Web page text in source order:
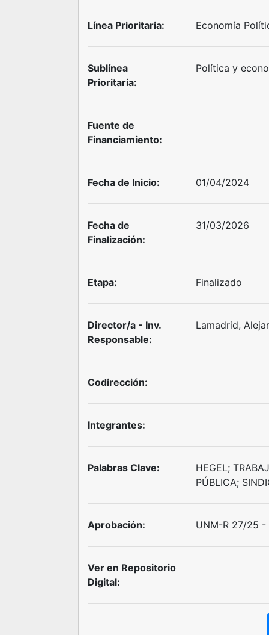
Línea Prioritaria: Economía
Sublínea
Prioritaria:
Política y
Fuente de
Financiamiento:
Fecha de Inicio: 01/04/2024
Fecha de
Finalización:
31/03/2026
Etapa: Finalizado
Director/a - Inv.
Responsable:
Lamadrid,
Codirección:
Integrantes:
Palabras Clave:
HEGEL;
PÚBLICA;
Aprobación: UNM-R 27/25 -
Ver en Repositorio
Digital: